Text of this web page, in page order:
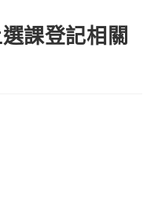
課登記相關